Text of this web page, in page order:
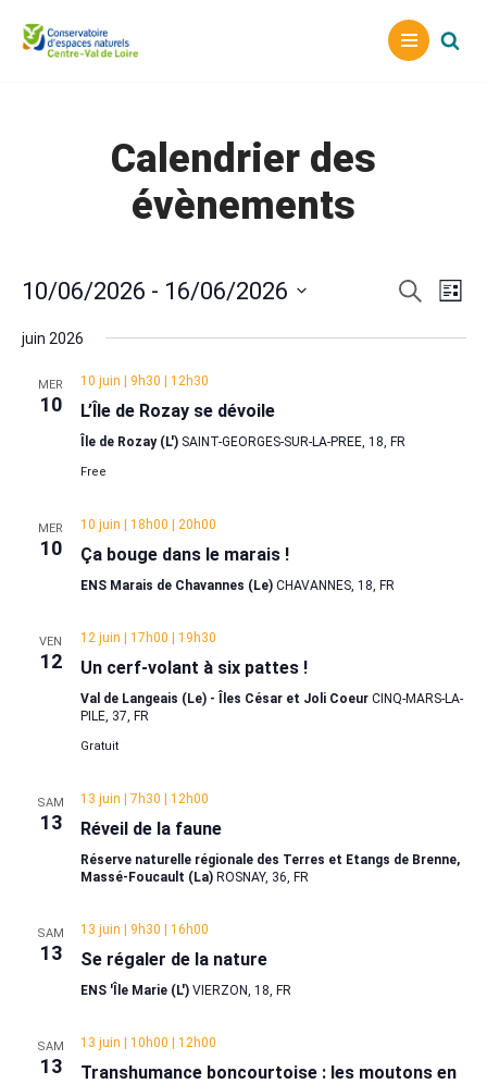
Aller
Calendrier des
évènements
et
vues
Recherche
Liste
10/06/2026 - 16/06/2026
une
juin 2026
MER
10
10 juin | 9h30 | 12h30
L’Île de Rozay se dévoile
Île de Rozay (L') SAINT-GEORGES-SUR-LA-PREE, 18, FR
Free
MER
10
10 juin | 18h00 | 20h00
Ça bouge dans le marais !
ENS Marais de Chavannes (Le) CHAVANNES, 18, FR
VEN
12
12 juin | 17h00 | 19h30
Un cerf-volant à six pattes !
Val de Langeais (Le) - Îles César et Joli Coeur CINQ-MARS-LA-
PILE, 37, FR
Gratuit
SAM
13
13 juin | 7h30 | 12h00
Réveil de la faune
Réserve naturelle régionale des Terres et Etangs de Brenne,
Massé-Foucault (La) ROSNAY, 36, FR
SAM
13
13 juin | 9h30 | 16h00
Se régaler de la nature
ENS 'Île Marie (L') VIERZON, 18, FR
SAM
13
13 juin | 10h00 | 12h00
Transhumance boncourtoise : les moutons en